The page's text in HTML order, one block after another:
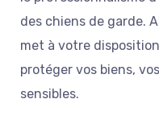
des chiens de garde.
met à votre
protéger vos biens,
sensibles.